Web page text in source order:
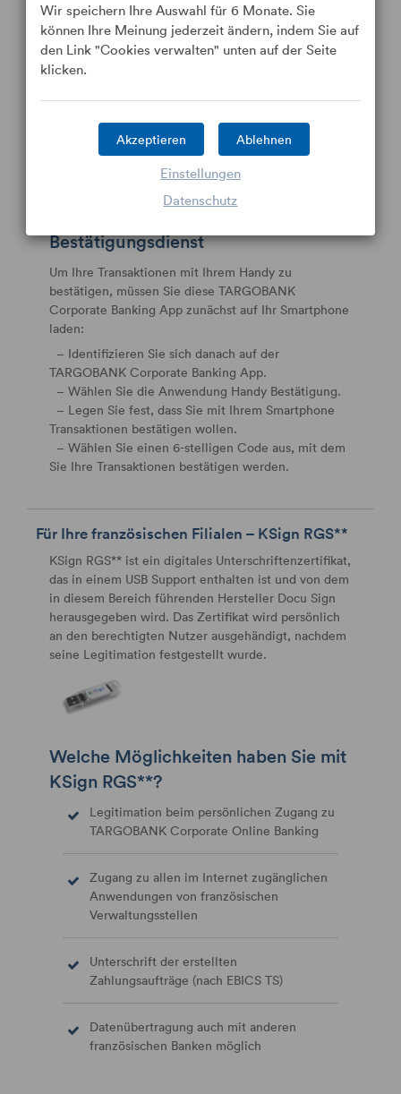
Die Handy Bestätigung ermöglicht Ihnen Ihre Daten,
Ihre Dateiübertragungen und Ihre Überweisungen
mit Ihrem Smart Phone abzusichern. Wenn die
Bestätigung einer Transaktion nötig ist, wird eine
durch Eingabe Ihres Sicherheitscodes in der App
bestätigen, und erhalten sofort eine Bestätigung in
So aktivieren Sie den Handy
Bestätigungsdienst
Um Ihre Transaktionen mit Ihrem Handy zu
bestätigen, müssen Sie diese TARGOBANK
Corporate Banking App zunächst auf Ihr Smartphone
laden:
– Identifizieren Sie sich danach auf der
TARGOBANK Corporate Banking App.
– Wählen Sie die Anwendung Handy Bestätigung.
– Legen Sie fest, dass Sie mit Ihrem Smartphone
Transaktionen bestätigen wollen.
– Wählen Sie einen 6-stelligen Code aus, mit dem
Sie Ihre Transaktionen bestätigen werden.
Für Ihre französischen Filialen – KSign RGS**
KSign RGS** ist ein digitales Unterschriftenzertifikat,
das in einem USB Support enthalten ist und von dem
in diesem Bereich führenden Hersteller Docu Sign
herausgegeben wird. Das Zertifikat wird persönlich
an den berechtigten Nutzer ausgehändigt, nachdem
seine Legitimation festgestellt wurde.
Welche Möglichkeiten haben Sie mit
KSign RGS**?
Legitimation beim persönlichen Zugang zu
TARGOBANK Corporate Online Banking
Zugang zu allen im Internet zugänglichen
Anwendungen von französischen
Verwaltungsstellen
Unterschrift der erstellten
Zahlungsaufträge (nach EBICS TS)
Datenübertragung auch mit anderen
französischen Banken möglich
Wir speichern Ihre Auswahl für 6 Monate. Sie
können Ihre Meinung jederzeit ändern, indem Sie auf
den Link "Cookies verwalten" unten auf der Seite
klicken.
Akzeptieren Ablehnen
Einstellungen
Datenschutz